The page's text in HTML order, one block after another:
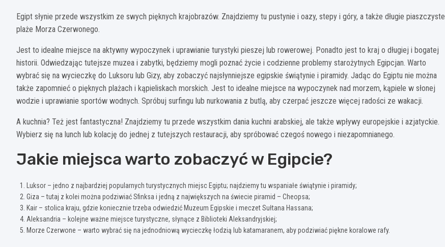
Egipt słynie przede wszystkim ze swych pięknych krajobrazów. Znajdziemy tu pustynie i oazy, stepy i góry, a także długie piaszczyste
plaże Morza Czerwonego.
Jest to idealne miejsce na aktywny wypoczynek i uprawianie turystyki pieszej lub rowerowej. Ponadto jest to kraj o długiej i bogatej
historii. Odwiedzając tutejsze muzea i zabytki, będziemy mogli poznać życie i codzienne problemy starożytnych Egipcjan. Warto
wybrać się na wycieczkę do Luksoru lub Gizy, aby zobaczyć najsłynniejsze egipskie świątynie i piramidy. Jadąc do Egiptu nie można
także zapomnieć o pięknych plażach i kąpieliskach morskich. Jest to idealne miejsce na wypoczynek nad morzem, kąpiele w słonej
wodzie i uprawianie sportów wodnych. Spróbuj surfingu lub nurkowania z butlą, aby czerpać jeszcze więcej radości ze wakacji.
A kuchnia? Też jest fantastyczna! Znajdziemy tu przede wszystkim dania kuchni arabskiej, ale także wpływy europejskie i azjatyckie.
Wybierz się na lunch lub kolację do jednej z tutejszych restauracji, aby spróbować czegoś nowego i niezapomnianego.
Jakie miejsca warto zobaczyć w Egipcie?
Luksor – jedno z najbardziej popularnych turystycznych miejsc Egiptu; najdziemy tu wspaniałe świątynie i piramidy;
Giza – tutaj z kolei można podziwiać Sfinksa i jedną z największych na świecie piramid – Cheopsa;
Kair – stolica kraju, gdzie koniecznie trzeba odwiedzić Muzeum Egipskie i meczet Sułtana Hassana;
Aleksandria – kolejne ważne miejsce turystyczne, słynące z Biblioteki Aleksandryjskiej;
Morze Czerwone – warto wybrać się na jednodniową wycieczkę łodzią lub katamaranem, aby podziwiać piękne koralowe rafy.